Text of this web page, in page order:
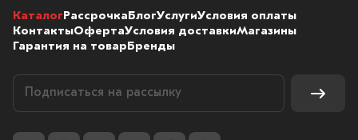
КаталогРассрочкаБлогУслугиУсловия оплаты
КонтактыОфертаУсловия доставкиМагазины
Гарантия на товарБренды